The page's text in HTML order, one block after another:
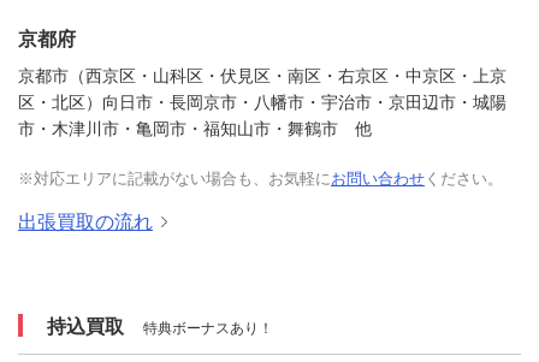
京都府
京都市（西京区・山科区・伏見区・南区・右京区・中京区・上京
区・北区）向日市・長岡京市・八幡市・宇治市・京田辺市・城陽
市・木津川市・亀岡市・福知山市・舞鶴市 他
※対応エリアに記載がない場合も、お気軽にお問い合わせください。
出張買取の流れ
持込買取 特典ボーナスあり！